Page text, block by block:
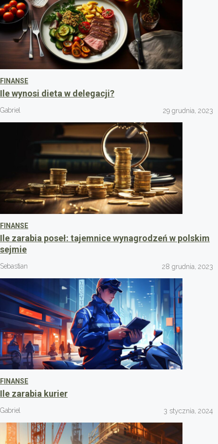
FINANSE
Ile wynosi dieta w delegacji?
Gabriel 29 grudnia, 2023
FINANSE
Ile zarabia poseł: tajemnice wynagrodzeń w polskim
sejmie
Sebastian 28 grudnia, 2023
FINANSE
Ile zarabia kurier
Gabriel 3 stycznia, 2024